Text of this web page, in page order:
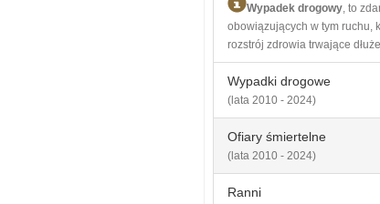
Wypadek drogowy, to
obowiązujących w tym ruchu,
rozstrój zdrowia trwające
Wypadki drogowe
(lata 2010 - 2024)
Ofiary śmiertelne
(lata 2010 - 2024)
Ranni